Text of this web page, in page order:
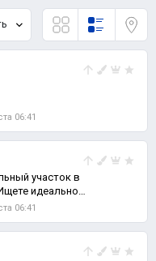
06:41
участок в
идеальное
пост,
06:41